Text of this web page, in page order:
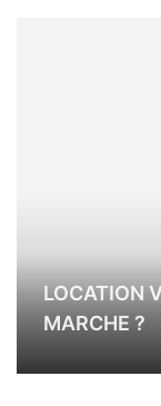
LOCATION
MARCHE ?